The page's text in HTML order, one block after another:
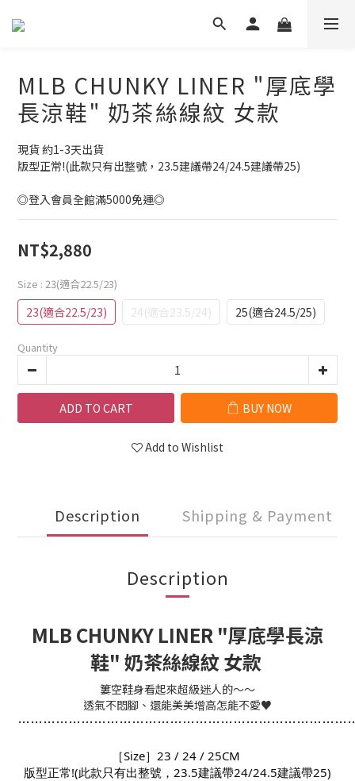
MLB CHUNKY LINER "厚底學
長涼鞋" 奶茶絲線紋 女款
現貨 約1-3天出貨
版型正常!(此款只有出整號，23.5建議帶24/24.5建議帶25)
◎登入會員全館滿5000免運◎
NT$2,880
Size : 23(適合22.5/23)
23(適合22.5/23) 24(適合23.5/24) 25(適合24.5/25)
Quantity
ADD TO CART BUY NOW
Add to Wishlist
Description Shipping & Payment
Description
MLB CHUNKY LINER "厚底學長涼
鞋" 奶茶絲線紋 女款
簍空鞋身看起來超級迷人的～～
透氣不悶腳、還能美美增高怎能不愛♥
……………………………………………………………………
［Size］23 / 24 / 25CM
版型正常!(此款只有出整號，23.5建議帶24/24.5建議帶25)